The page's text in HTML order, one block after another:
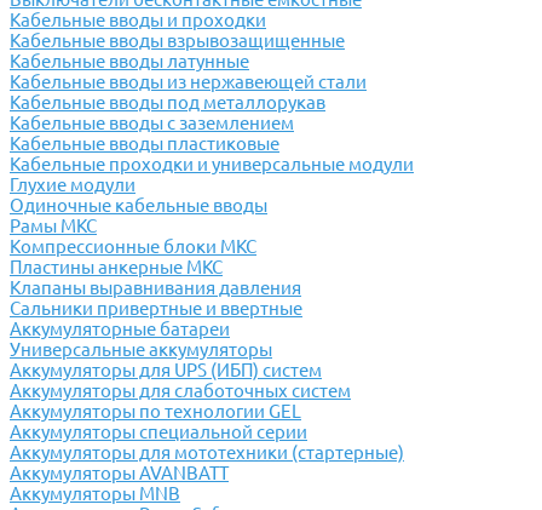
Кабельные вводы и проходки
Кабельные вводы взрывозащищенные
Кабельные вводы латунные
Кабельные вводы из нержавеющей стали
Кабельные вводы под металлорукав
Кабельные вводы с заземлением
Кабельные вводы пластиковые
Кабельные проходки и универсальные модули
Глухие модули
Одиночные кабельные вводы
Рамы МКС
Компрессионные блоки МКС
Пластины анкерные МКС
Клапаны выравнивания давления
Сальники привертные и ввертные
Аккумуляторные батареи
Универсальные аккумуляторы
Аккумуляторы для UPS (ИБП) систем
Аккумуляторы для слаботочных систем
Аккумуляторы по технологии GEL
Аккумуляторы специальной серии
Аккумуляторы для мототехники (стартерные)
Аккумуляторы AVANBATT
Аккумуляторы MNB